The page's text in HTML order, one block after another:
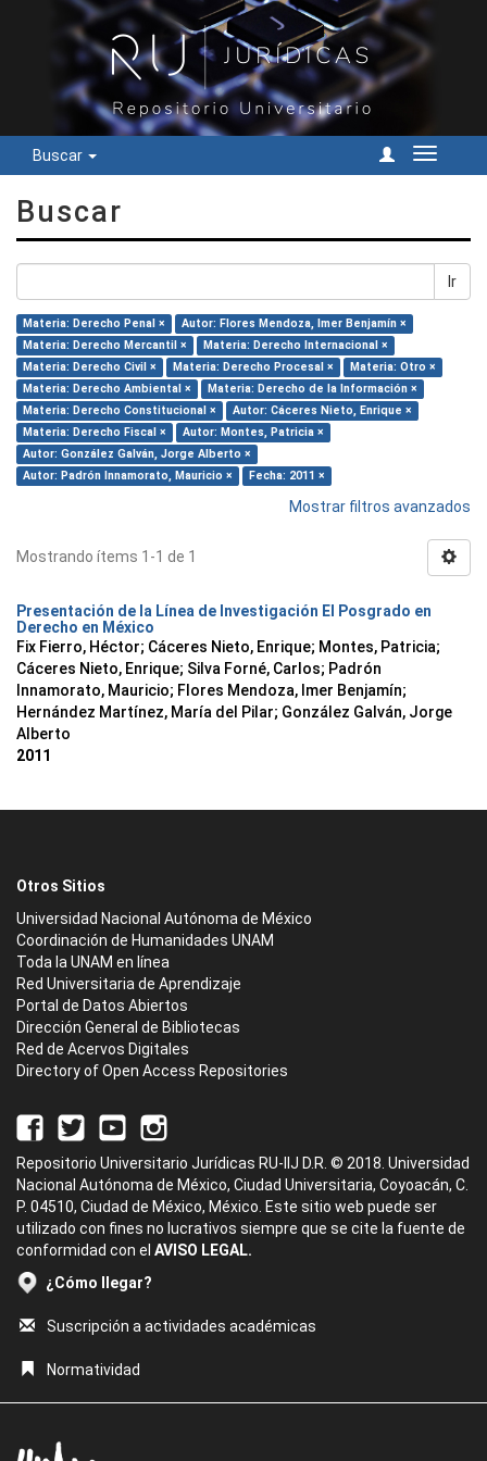
Buscar
Cambiar
Buscar
Ir
Materia: Derecho Penal ×
Autor: Flores Mendoza, Imer Benjamín ×
Materia: Derecho Mercantil ×
Materia: Derecho Internacional ×
Materia: Derecho Civil ×
Materia: Derecho Procesal ×
Materia: Otro ×
Materia: Derecho Ambiental ×
Materia: Derecho de la Información ×
Materia: Derecho Constitucional ×
Autor: Cáceres Nieto, Enrique ×
Materia: Derecho Fiscal ×
Autor: Montes, Patricia ×
Autor: González Galván, Jorge Alberto ×
Autor: Padrón Innamorato, Mauricio ×
Fecha: 2011 ×
Mostrar filtros avanzados
Mostrando ítems 1-1 de 1
Presentación de la Línea de Investigación El Posgrado en
Derecho en México
Fix Fierro, Héctor; Cáceres Nieto, Enrique; Montes, Patricia;
Cáceres Nieto, Enrique; Silva Forné, Carlos; Padrón
Innamorato, Mauricio; Flores Mendoza, Imer Benjamín;
Hernández Martínez, María del Pilar; González Galván, Jorge
Alberto
2011
Otros Sitios
Universidad Nacional Autónoma de México
Coordinación de Humanidades UNAM
Toda la UNAM en línea
Red Universitaria de Aprendizaje
Portal de Datos Abiertos
Dirección General de Bibliotecas
Red de Acervos Digitales
Directory of Open Access Repositories
Repositorio Universitario Jurídicas RU-IIJ D.R. © 2018. Universidad
Nacional Autónoma de México, Ciudad Universitaria, Coyoacán, C.
P. 04510, Ciudad de México, México. Este sitio web puede ser
utilizado con fines no lucrativos siempre que se cite la fuente de
conformidad con el AVISO LEGAL.
¿Cómo llegar?
Suscripción a actividades académicas
Normatividad